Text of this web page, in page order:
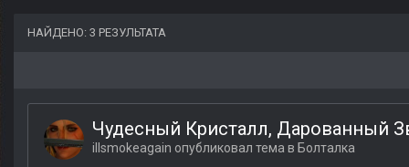
НАЙДЕНО: 3 РЕЗУЛЬТАТА
Чудесный Кристалл, Дарованный
illsmokeagain опубликовал тема в Болталка